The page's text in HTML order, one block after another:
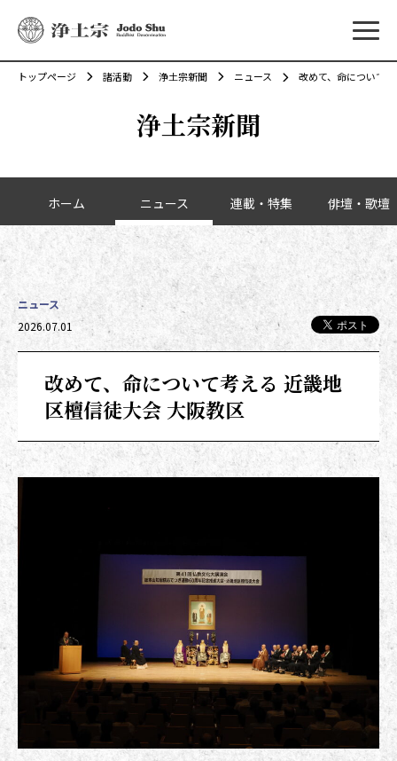
メ
浄土宗新聞
トップページ 諸活動 浄土宗新聞 ニュース 改めて、命について
カテゴリーナビゲーション
ホーム ニュース 連載・特集 俳壇・歌壇
改めて、命について考える 近畿地
区檀信徒大会 大阪教区
ニュース
投稿日時
2026.07.01